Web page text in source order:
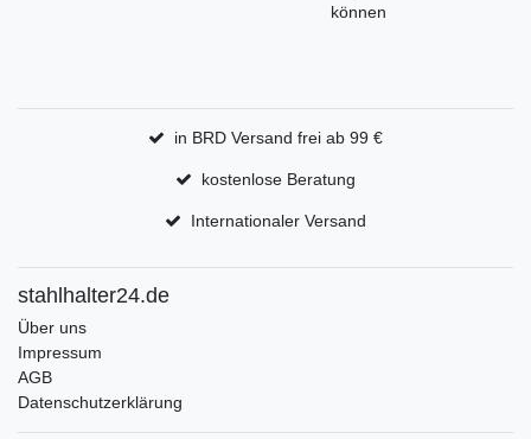
können
in BRD Versand frei ab 99 €
kostenlose Beratung
Internationaler Versand
stahlhalter24.de
Über uns
Impressum
AGB
Datenschutzerklärung